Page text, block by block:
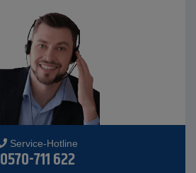
Service-Hotline
0570-711 622